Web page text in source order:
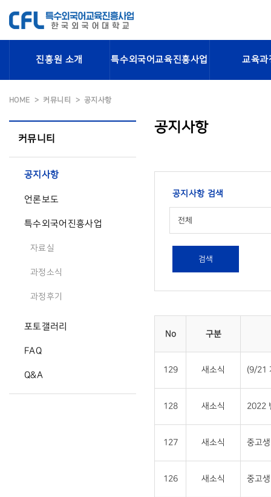
진흥원 소개 특수외국어교육진흥사업 교육과
HOME 커뮤니티 공지사항
커뮤니티
공지사항
언론보도
특수외국어진흥사업
자료실
과정소식
과정후기
포토갤러리
FAQ
Q&A
공지사항
공지사항 검색
전체
검색
No 구분
129 새소식 (9/21
128 새소식 2022
127 새소식 중고
126 새소식 중고